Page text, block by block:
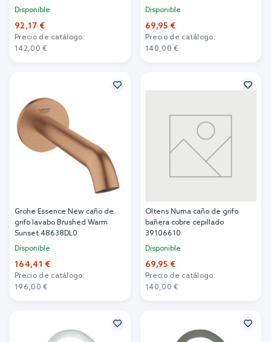
Disponible
92,17 €
Precio de catálogo:
142,00 €
Disponible
69,95 €
Precio de catálogo:
140,00 €
Grohe Essence New caño de
grifo lavabo Brushed Warm
Sunset 48638DL0
Disponible
164,41 €
Precio de catálogo:
196,00 €
Oltens Numa caño de grifo
bañera cobre cepillado
39106610
Disponible
69,95 €
Precio de catálogo:
140,00 €